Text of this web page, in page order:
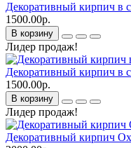
Декоративный кирпич в
1500.00р.
В корзину
Лидер продаж!
Декоративный кирпич в
1500.00р.
В корзину
Лидер продаж!
Декоративный кирпич